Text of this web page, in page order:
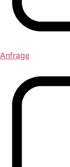
Anfrage